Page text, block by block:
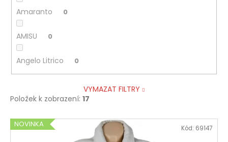
Amaranto 0
AMISU 0
Angelo Litrico 0
VYMAZAT FILTRY
Položek k zobrazení: 17
VNOVINKA Kód: 69147